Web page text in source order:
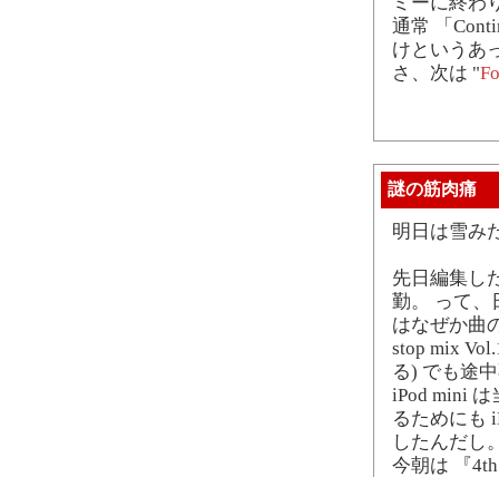
通常 「
けというあ
さ、次は "
謎の筋肉痛
明日は雪み
先日編集し
勤。 って、
はなぜか曲
stop mix
る) でも途
iPod mini
るためにも
したんだし
今朝は 『